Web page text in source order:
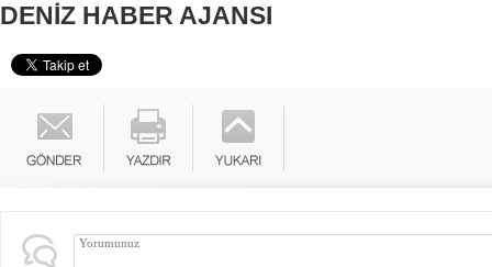
DENİZ HABER AJANSI